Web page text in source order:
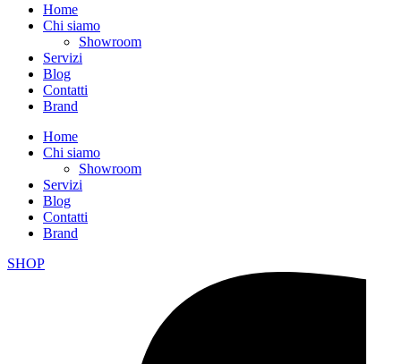
Home
Chi siamo
Showroom
Servizi
Blog
Contatti
Brand
Home
Chi siamo
Showroom
Servizi
Blog
Contatti
Brand
SHOP